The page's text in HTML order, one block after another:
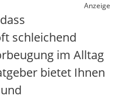
Anzeige
schleichend
im Alltag
bietet Ihnen